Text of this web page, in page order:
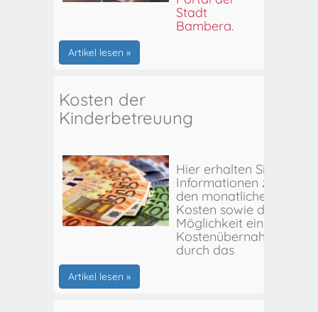
Stadt
Bamberg.
Artikel lesen »
Kosten der
Kinderbetreuung
Hier erhalten Sie
Informationen zu
den monatlichen
Kosten sowie der
Möglichkeit einer
Kostenübernahme
durch das
Artikel lesen »